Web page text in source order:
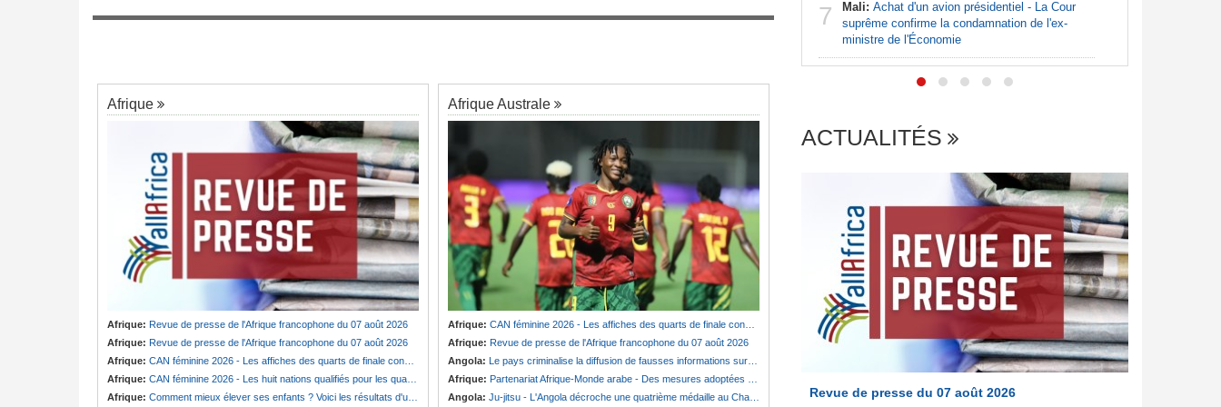
Afrique
Afrique: Revue de presse de l'Afrique francophone du 07 août 2026
Afrique: Revue de presse de l'Afrique francophone du 07 août 2026
Afrique: CAN féminine 2026 - Les affiches des quarts de finale connues
Afrique: CAN féminine 2026 - Les huit nations qualifiés pour les quarts de finale
Afrique: Comment mieux élever ses enfants ? Voici les résultats d'un projet testé dans huit pays africains
Afrique Australe
Afrique: CAN féminine 2026 - Les affiches des quarts de finale connues
Afrique: Revue de presse de l'Afrique francophone du 07 août 2026
Angola: Le pays criminalise la diffusion de fausses informations sur Internet
Afrique: Partenariat Afrique-Monde arabe - Des mesures adoptées pour relancer la coopération
Angola: Ju-jitsu - L'Angola décroche une quatrième médaille au Championnat du monde
Tunisie:Au pays - 6 morts et 18 blessés dans
7
Francophone du 06 aout 2026
7 Mali: Achat d'un avion présidentiel - La Cour
suprême confirme la condamnation de l'ex-
ministre de l'Économie
ACTUALITÉS
Revue de presse du 07 août 2026